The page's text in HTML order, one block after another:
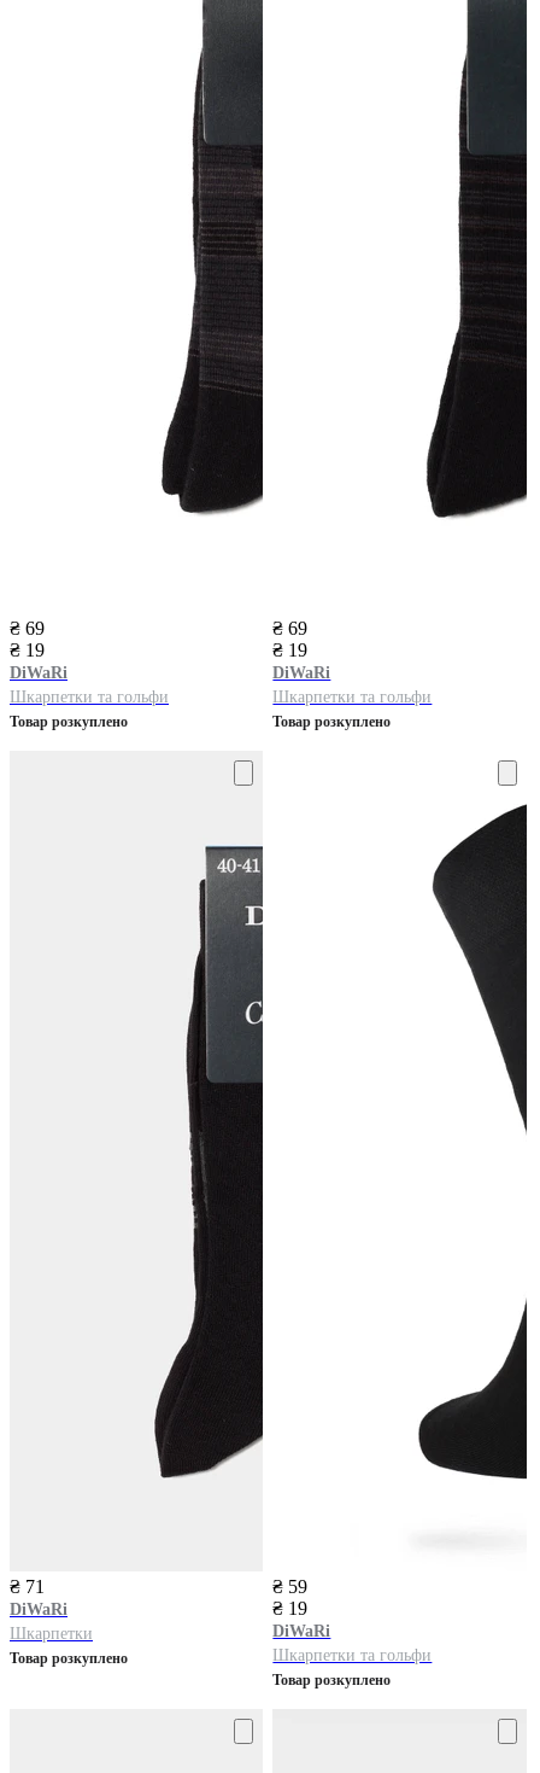
₴ 69
₴ 19
DiWaRi
Шкарпетки та гольфи
Товар розкуплено
₴ 69
₴ 19
DiWaRi
Шкарпетки та гольфи
Товар розкуплено
₴ 71
DiWaRi
Шкарпетки
Товар розкуплено
₴ 59
₴ 19
DiWaRi
Шкарпетки та гольфи
Товар розкуплено